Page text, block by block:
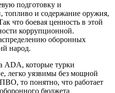
подготовку и
и содержание оружия,
что боевая ценность в этой
коррупционной.
оборонных
народ.
ADA, которые турки
легко уязвимы без мощной
то понятно, что работает
бюджета